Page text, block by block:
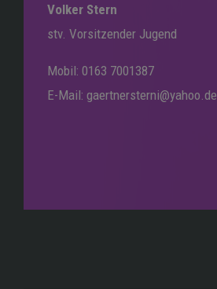
Volker Stern
stv. Vorsitzender Jugend
Mobil: 0163 7001387
E-Mail: gaertnersterni@yahoo.de